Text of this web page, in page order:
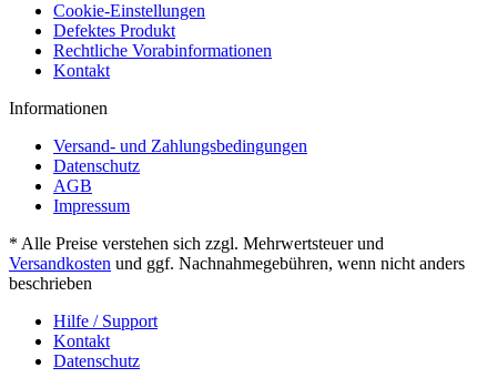
Cookie-Einstellungen
Defektes Produkt
Rechtliche Vorabinformationen
Kontakt
Informationen
Versand- und Zahlungsbedingungen
Datenschutz
AGB
Impressum
* Alle Preise verstehen sich zzgl. Mehrwertsteuer und
Versandkosten und ggf. Nachnahmegebühren, wenn nicht anders
beschrieben
Hilfe / Support
Kontakt
Datenschutz